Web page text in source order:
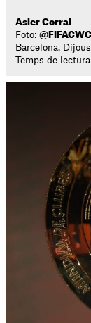
Asier Corral
Foto:@FIFACWC
Barcelona.
Temps de